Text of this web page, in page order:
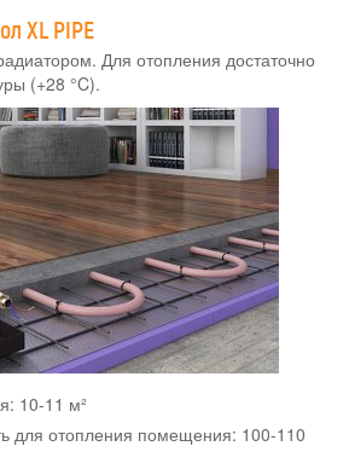
PIPE рассказывает хозяин дома.
системами XL PIPE
из пенобетона. Площадь - 198 кв.м.
системами XL PIPE.
XL PIPE
Для отопления достаточно
(+28 °C).
10-11 м²
для отопления помещения: 100-110